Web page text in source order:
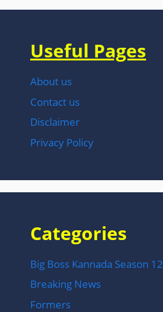
Useful Pages
About us
Contact us
Disclaimer
Privacy Policy
Categories
Big Boss Kannada Season 12
Breaking News
Formers